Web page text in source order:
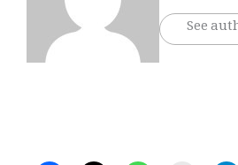
See